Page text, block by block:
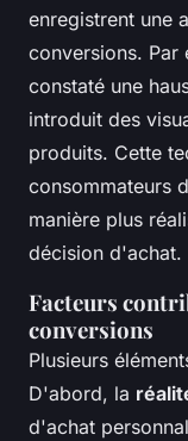
enregistrent une
conversions. Par
constaté une
introduit des
produits. Cette
consommateurs
manière plus
décision d'achat.
Facteurs
conversions
Plusieurs
D'abord, la
d'achat